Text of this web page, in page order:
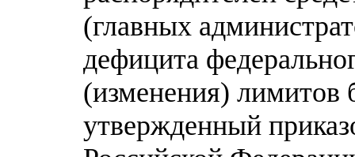
(главных
дефицита
(изменения) лимитов
утвержденный